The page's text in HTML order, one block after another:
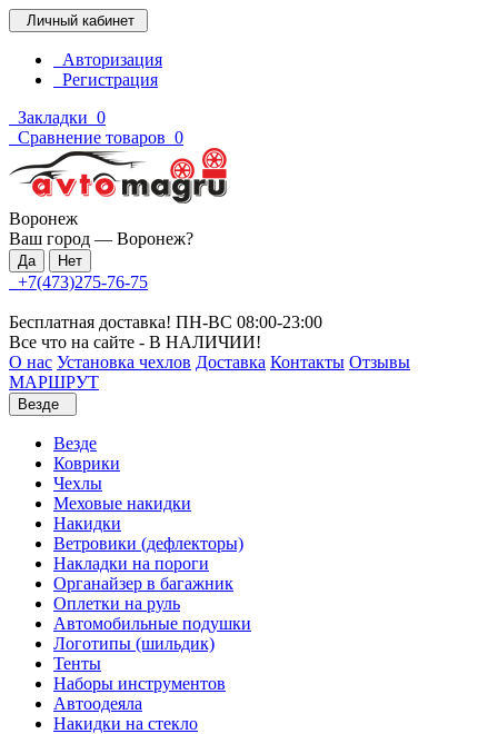
Личный кабинет
Авторизация
Регистрация
Закладки 0
Сравнение товаров 0
Воронеж
Ваш город — Воронеж?
+7(473)275-76-75
Бесплатная доставка! ПН-ВС 08:00-23:00
Все что на сайте - В НАЛИЧИИ!
О нас Установка чехлов Доставка Контакты Отзывы
МАРШРУТ
Везде
Везде
Коврики
Чехлы
Меховые накидки
Накидки
Ветровики (дефлекторы)
Накладки на пороги
Органайзер в багажник
Оплетки на руль
Автомобильные подушки
Логотипы (шильдик)
Тенты
Наборы инструментов
Автоодеяла
Накидки на стекло